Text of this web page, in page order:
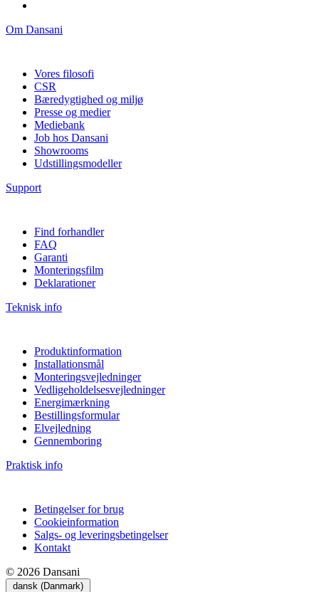
Om Dansani
Vores filosofi
CSR
Bæredygtighed og miljø
Presse og medier
Mediebank
Job hos Dansani
Showrooms
Udstillingsmodeller
Support
Find forhandler
FAQ
Garanti
Monteringsfilm
Deklarationer
Teknisk info
Produktinformation
Installationsmål
Monteringsvejledninger
Vedligeholdelsesvejledninger
Energimærkning
Bestillingsformular
Elvejledning
Gennemboring
Praktisk info
Betingelser for brug
Cookieinformation
Salgs- og leveringsbetingelser
Kontakt
© 2026 Dansani
dansk (Danmark)